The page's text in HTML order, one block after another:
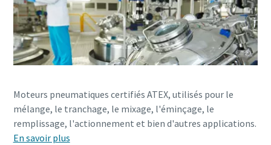
Moteurs pneumatiques certifiés ATEX, utilisés pour le
mélange, le tranchage, le mixage, l'éminçage, le
remplissage, l'actionnement et bien d'autres applications.
En savoir plus